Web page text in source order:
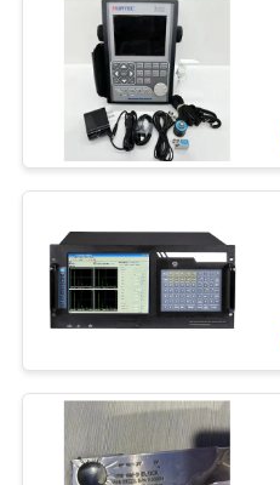
КАРТА
САЙТА
PRIVACY
POLICY